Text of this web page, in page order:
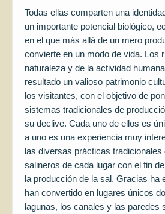
Todas ellas comparten una
un importante potencial biológico,
en el que más allá de un mero
convierte en un modo de vida. Los
naturaleza y de la actividad
resultado un valioso patrimonio
los visitantes, con el objetivo de
sistemas tradicionales de
su declive. Cada uno de ellos es
a uno es una experiencia muy
las diversas prácticas tradicionales
salineros de cada lugar con el fin
la producción de la sal. Gracias ha
han convertido en lugares únicos
lagunas, los canales y las paredes